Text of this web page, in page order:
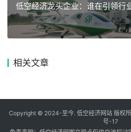
低空经济龙头企业：谁在引领行
相关文章
Copyright © 2024-至今. 低空经济网站 版权所
号-17